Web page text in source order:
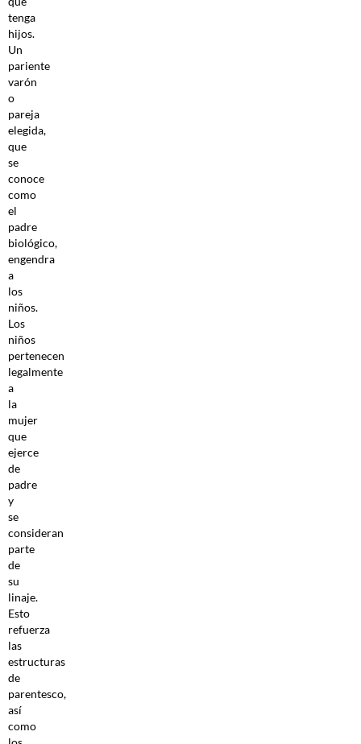
tenga
hijos.
Un
pariente
varón
o
pareja
elegida,
que
se
conoce
como
el
padre
biológico,
engendra
a
los
niños.
Los
niños
pertenecen
legalmente
a
la
mujer
que
ejerce
de
padre
y
se
consideran
parte
de
su
linaje.
Esto
refuerza
las
estructuras
de
parentesco,
así
como